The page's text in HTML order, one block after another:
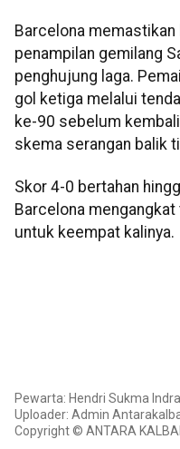
Barcelona
penampilan gemilang
penghujung laga.
gol ketiga melalui
ke-90 sebelum
skema serangan balik
Skor 4-0 bertahan
Barcelona
untuk keempat kalinya.
Pewarta: Hendri Sukma
Uploader: Admin
Copyright © ANTARA